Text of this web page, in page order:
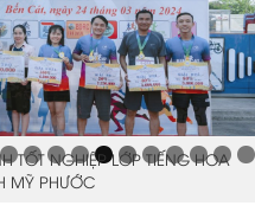
TỐT NGHIỆP LỚP TIẾNG HOA
MỸ PHƯỚC